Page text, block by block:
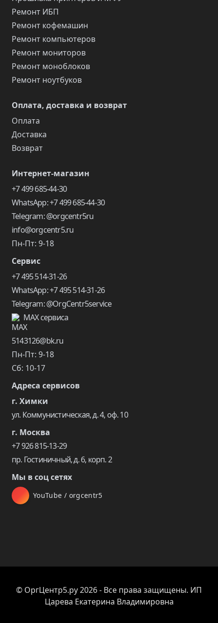
Ремонт ИБП
Ремонт кофемашин
Ремонт компьютеров
Ремонт мониторов
Ремонт моноблоков
Ремонт ноутбуков
Оплата, доставка и возврат
Оплата
Доставка
Возврат
Интернет-магазин
+7 499 685-44-30
WhatsApp: +7 499 685-44-30
Telegram: @orgcentr5ru
info@orgcentr5.ru
Пн-Пт: 9-18
Сервис
+7 495 514-31-26
WhatsApp: +7 495 514-31-26
Telegram: @OrgCentr5service
MAX сервиса
5143126@bk.ru
Пн-Пт: 9-18
Сб: 10-17
Адреса сервисов
г. Химки
ул. Коммунистическая, д. 4, оф. 10
г. Москва
+7 926 815-13-29
пр. Гостиничный, д. 6, корп. 2
Мы в соц сетях
YouTube / orgcentr5
© ОргЦентр5.ру 2026 - Все права защищены. ИП
Царева Екатерина Владимировна